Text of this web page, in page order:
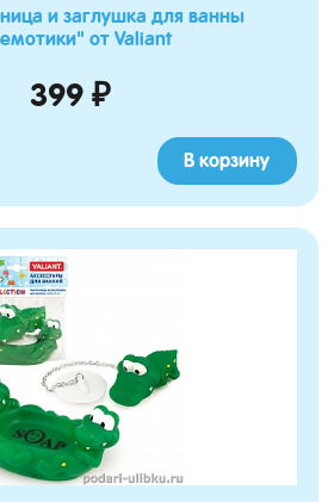
и заглушка для ванны
от Valiant
399 ₽
В корзину